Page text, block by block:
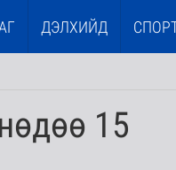
ДЭЛХИЙД
15